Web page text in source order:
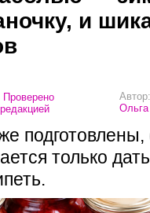
и
Проверено
редакцией
Автор:
только